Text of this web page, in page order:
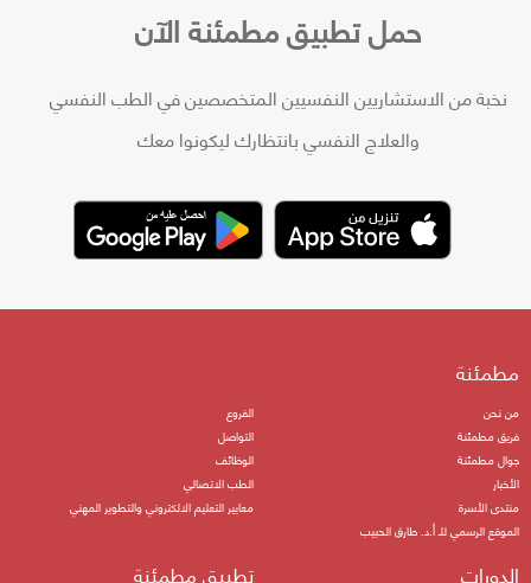
حمل تطبيق مطمئنة الآن
نخبة من الاستشاريين النفسيين المتخصصين في الطب النفسي
والعلاج النفسي بانتظارك ليكونوا معك
مطمئنة
من نحن
فريق مطمئنة
جوال مطمئنة
الأخبار
منتدى الأسرة
الموقع الرسمي للـ أ.د. طارق الحبيب
الفروع
التواصل
الوظائف
الطب الاتصالي
معايير التعليم الالكتروني والتطوير المهني
الدورات تطبيق مطمئنة